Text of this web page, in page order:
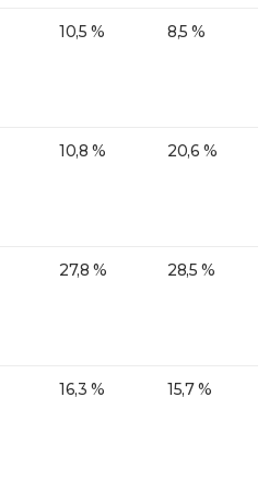
10,5 % 8,5 %
10,8 % 20,6 %
27,8 % 28,5 %
16,3 % 15,7 %